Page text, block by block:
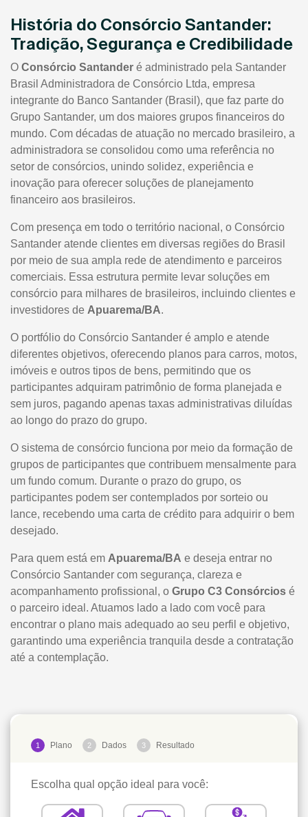
História do Consórcio Santander:
Tradição, Segurança e Credibilidade
O Consórcio Santander é administrado pela Santander
Brasil Administradora de Consórcio Ltda, empresa
integrante do Banco Santander (Brasil), que faz parte do
Grupo Santander, um dos maiores grupos financeiros do
mundo. Com décadas de atuação no mercado brasileiro, a
administradora se consolidou como uma referência no
setor de consórcios, unindo solidez, experiência e
inovação para oferecer soluções de planejamento
financeiro aos brasileiros.
Com presença em todo o território nacional, o Consórcio
Santander atende clientes em diversas regiões do Brasil
por meio de sua ampla rede de atendimento e parceiros
comerciais. Essa estrutura permite levar soluções em
consórcio para milhares de brasileiros, incluindo clientes e
investidores de Apuarema/BA.
O portfólio do Consórcio Santander é amplo e atende
diferentes objetivos, oferecendo planos para carros, motos,
imóveis e outros tipos de bens, permitindo que os
participantes adquiram patrimônio de forma planejada e
sem juros, pagando apenas taxas administrativas diluídas
ao longo do prazo do grupo.
O sistema de consórcio funciona por meio da formação de
grupos de participantes que contribuem mensalmente para
um fundo comum. Durante o prazo do grupo, os
participantes podem ser contemplados por sorteio ou
lance, recebendo uma carta de crédito para adquirir o bem
desejado.
Para quem está em Apuarema/BA e deseja entrar no
Consórcio Santander com segurança, clareza e
acompanhamento profissional, o Grupo C3 Consórcios é
o parceiro ideal. Atuamos lado a lado com você para
encontrar o plano mais adequado ao seu perfil e objetivo,
garantindo uma experiência tranquila desde a contratação
até a contemplação.
1 Plano 2 Dados 3 Resultado
Escolha qual opção ideal para você: